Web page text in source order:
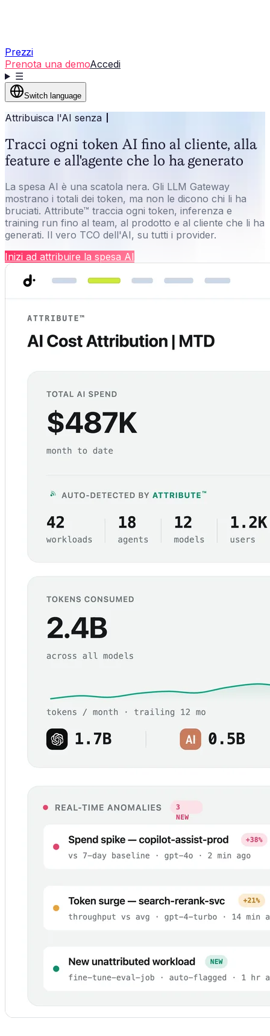
Prezzi
Prenota una demoAccedi
☰
Switch language
Attribuisca l'AI senza
Tracci ogni token AI fino al cliente, alla
feature e all'agente che lo ha generato
La spesa AI è una scatola nera. Gli LLM Gateway
mostrano i totali dei token, ma non le dicono chi li ha
bruciati. Attribute™ traccia ogni token, inferenza e
training run fino al team, al prodotto e al cliente che li ha
generati. Il vero TCO dell'AI, su tutti i provider.
Inizi ad attribuire la spesa AI